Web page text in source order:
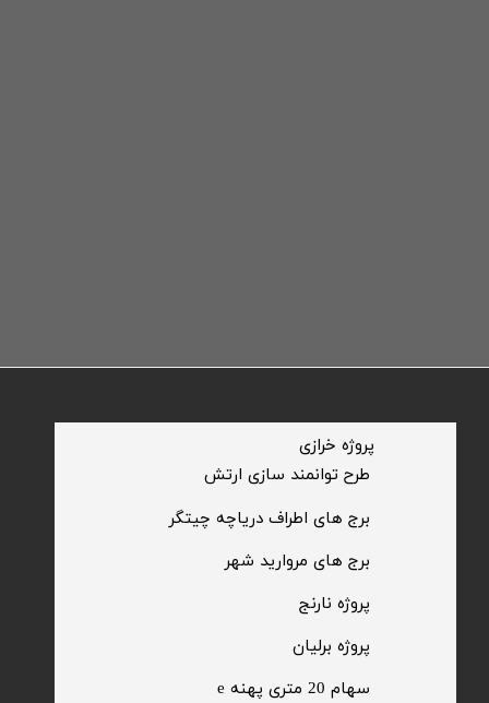
​طرح توانمند سازی ارتش
سهام 20 متری پهنه e​​​​​​​
​پروژه خرازی
پروژه برلیان
​پروژه نارنج
​برج های اطراف دریاچه چیتگر
​برج های مروارید شهر